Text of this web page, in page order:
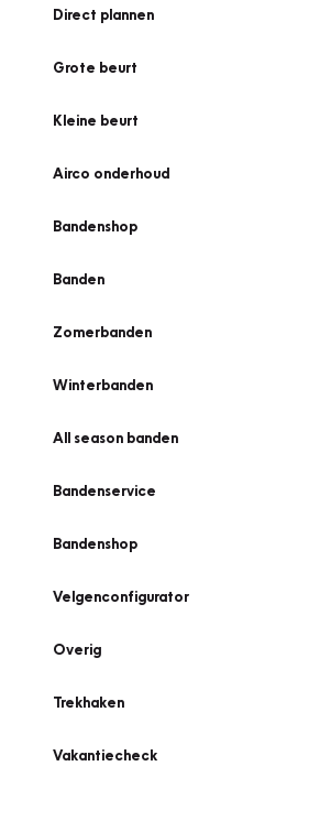
Direct plannen
Grote beurt
Kleine beurt
Airco onderhoud
Bandenshop
Banden
Zomerbanden
Winterbanden
All season banden
Bandenservice
Bandenshop
Velgenconfigurator
Overig
Trekhaken
Vakantiecheck